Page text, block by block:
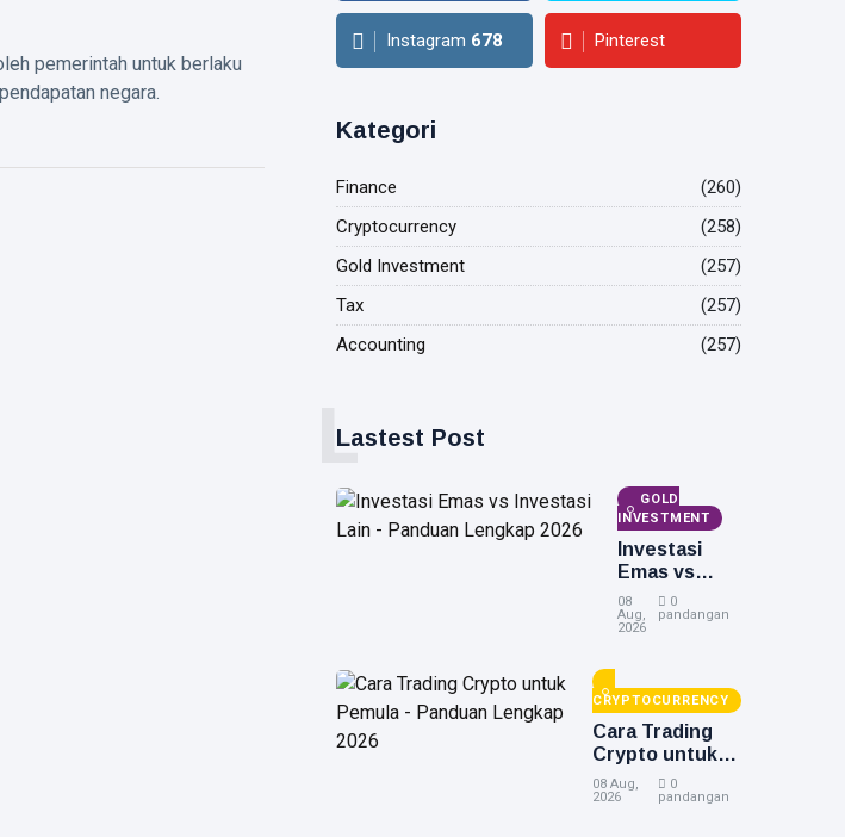
pemerintah untuk berlaku
negara.
Instagram 678 Pinterest
Kategori
Finance
(260)
Cryptocurrency
(258)
Gold Investment
(257)
Tax
(257)
Accounting
(257)
Lastest Post
L
GOLD
INVESTMENT
Investasi
Emas vs
Investasi
Lain -
2026
08
Aug,
2026
0
pandangan
CRYPTOCURRENCY
Cara Trading
Crypto untuk
Pemula -
Panduan
08 Aug,
2026
0
pandangan